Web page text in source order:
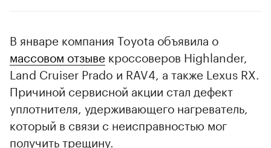
В январе компания Toyota объявила о
массовом отзыве кроссоверов Highlander,
Land Cruiser Prado и RAV4, а также Lexus RX.
Причиной сервисной акции стал дефект
уплотнителя, удерживающего нагреватель,
который в связи с неисправностью мог
получить трещину.